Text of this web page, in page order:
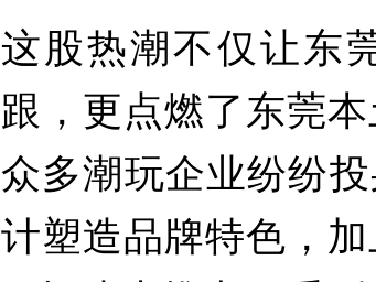
这股热潮不仅让东
跟，更点燃了东莞
众多潮玩企业纷纷
计塑造品牌特色，